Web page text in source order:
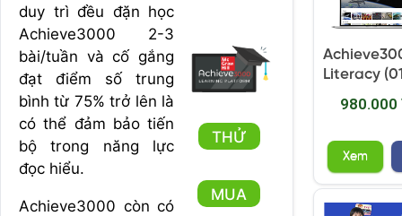
duy trì đều đặn học
Achieve3000 2-3
bài/tuần và cố gắng
đạt điểm số trung
bình từ 75% trở lên là
có thể đảm bảo tiến
bộ trong năng lực
đọc hiểu.
Achieve3000 còn có
THỬ
MUA
Literacy
980.000
Xem